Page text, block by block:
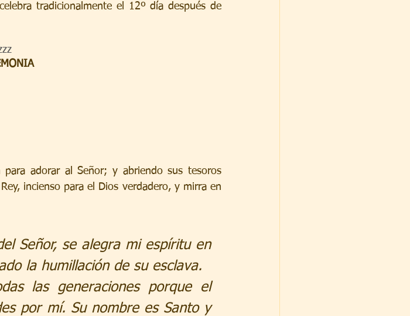
tradicionalmente el 12º día después de
adorar al Señor; y abriendo sus tesoros
incienso para el Dios verdadero, y mirra en
Señor, se alegra mi espíritu en
la humillación de su esclava.
las generaciones porque el
por mí. Su nombre es Santo y